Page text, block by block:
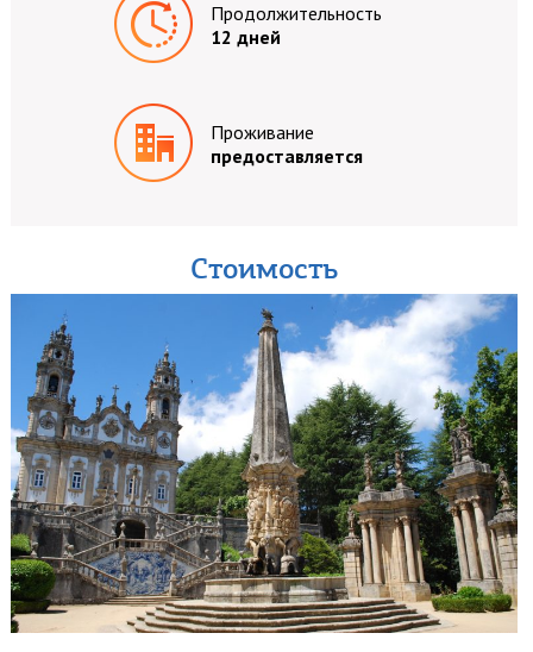
Продолжительность
12 дней
Проживание
предоставляется
Стоимость